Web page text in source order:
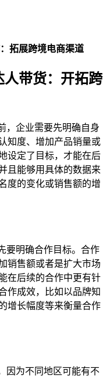
拓展跨境电商渠道
带货：开拓跨
，企业需要先明确自身
知度、增加产品销量或
设定了目标，才能在后
且能够用具体的数据来
度的变化或销售额的增
要明确合作目标。合作
销售额或者是扩大市场
在后续的合作中更有针
作成效，比如以品牌知
增长幅度等来衡量合作
因为不同地区可能有不